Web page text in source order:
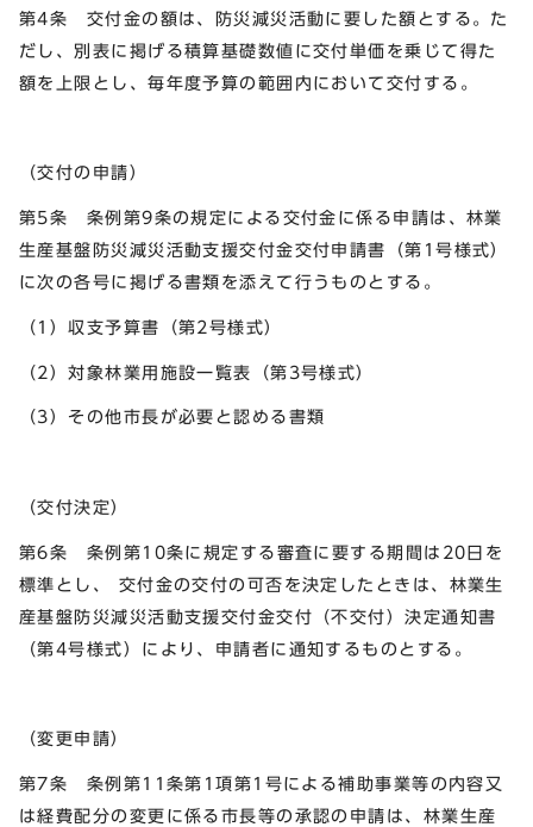
第4条 交付金の額は、防災減災活動に要した額とする。た
だし、別表に掲げる積算基礎数値に交付単価を乗じて得た
額を上限とし、毎年度予算の範囲内において交付する。
（交付の申請）
第5条 条例第9条の規定による交付金に係る申請は、林業
生産基盤防災減災活動支援交付金交付申請書（第1号様式）
に次の各号に掲げる書類を添えて行うものとする。
（1）収支予算書（第2号様式）
（2）対象林業用施設一覧表（第3号様式）
（3）その他市長が必要と認める書類
（交付決定）
第6条 条例第10条に規定する審査に要する期間は20日を
標準とし、 交付金の交付の可否を決定したときは、林業生
産基盤防災減災活動支援交付金交付（不交付）決定通知書
（第4号様式）により、申請者に通知するものとする。
（変更申請）
第7条 条例第11条第1項第1号による補助事業等の内容又
は経費配分の変更に係る市長等の承認の申請は、林業生産